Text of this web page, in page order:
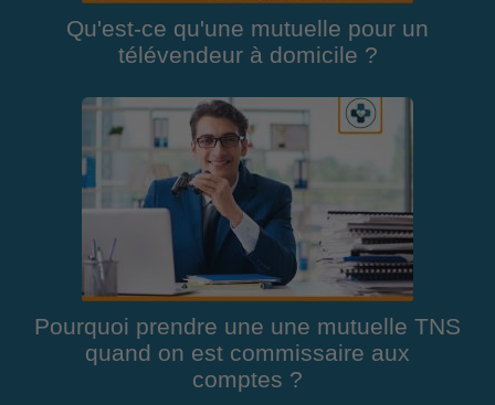
Qu'est-ce qu'une mutuelle pour un
télévendeur à domicile ?
Pourquoi prendre une une mutuelle TNS
quand on est commissaire aux
comptes ?